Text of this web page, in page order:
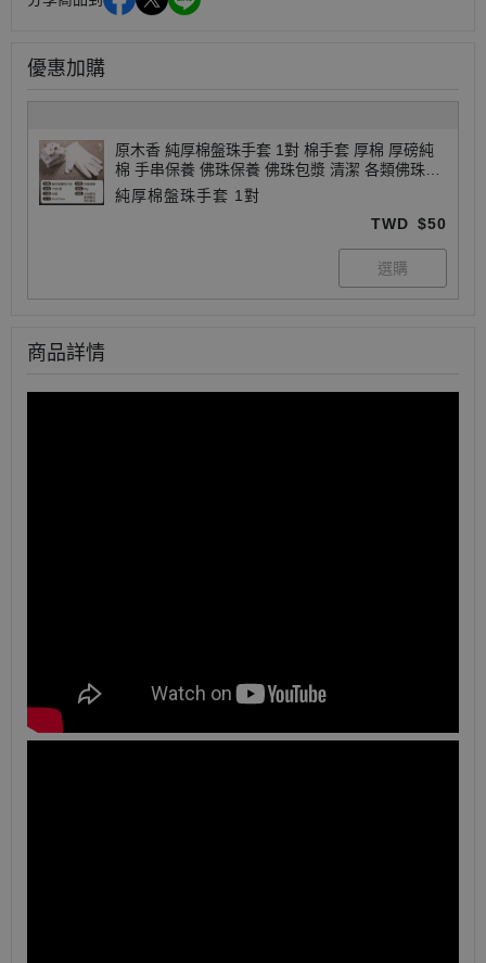
優惠加購
原木香 純厚棉盤珠手套 1對 棉手套 厚棉 厚磅純
棉 手串保養 佛珠保養 佛珠包漿 清潔 各類佛珠適
用 護木油套組 優惠組合
純厚棉盤珠手套 1對
TWD $50
商品詳情